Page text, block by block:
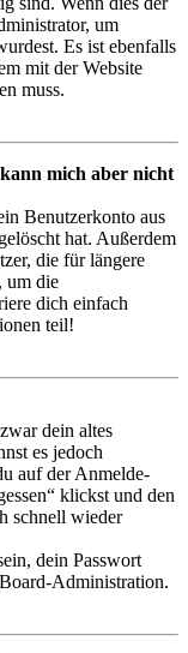
um
Es ist ebenfalls
mit der Website
muss.
mich aber nicht
Benutzerkonto aus
hat. Außerdem
die für längere
um die
dich einfach
teil!
dein altes
es jedoch
auf der Anmelde-
klickst und den
schnell wieder
dein Passwort
Administration.